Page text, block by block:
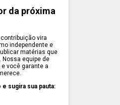
da próxima
vira
independente e
matérias que
equipe de
você garante a
sugira sua pauta: